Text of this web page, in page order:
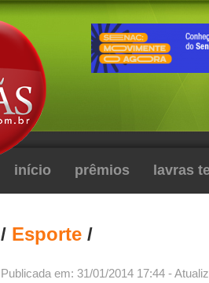
início prêmios lavras
/ Esporte /
Publicada em: 31/01/2014 17:44 -